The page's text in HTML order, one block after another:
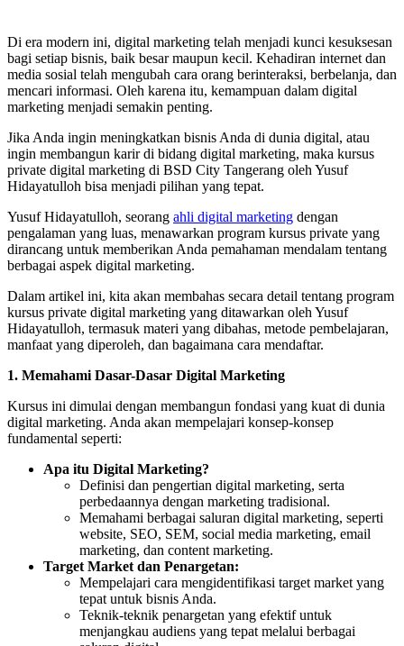
Di era modern ini, digital marketing telah menjadi kunci kesuksesan
bagi setiap bisnis, baik besar maupun kecil. Kehadiran internet dan
media sosial telah mengubah cara orang berinteraksi, berbelanja, dan
mencari informasi. Oleh karena itu, kemampuan dalam digital
marketing menjadi semakin penting.
Jika Anda ingin meningkatkan bisnis Anda di dunia digital, atau
ingin membangun karir di bidang digital marketing, maka kursus
private digital marketing di BSD City Tangerang oleh Yusuf
Hidayatulloh bisa menjadi pilihan yang tepat.
Yusuf Hidayatulloh, seorang ahli digital marketing dengan
pengalaman yang luas, menawarkan program kursus private yang
dirancang untuk memberikan Anda pemahaman mendalam tentang
berbagai aspek digital marketing.
Dalam artikel ini, kita akan membahas secara detail tentang program
kursus private digital marketing yang ditawarkan oleh Yusuf
Hidayatulloh, termasuk materi yang dibahas, metode pembelajaran,
manfaat yang diperoleh, dan bagaimana cara mendaftar.
1. Memahami Dasar-Dasar Digital Marketing
Kursus ini dimulai dengan membangun fondasi yang kuat di dunia
digital marketing. Anda akan mempelajari konsep-konsep
fundamental seperti:
Apa itu Digital Marketing?
Definisi dan pengertian digital marketing, serta
perbedaannya dengan marketing tradisional.
Memahami berbagai saluran digital marketing, seperti
website, SEO, SEM, social media marketing, email
marketing, dan content marketing.
Target Market dan Penargetan:
Mempelajari cara mengidentifikasi target market yang
tepat untuk bisnis Anda.
Teknik-teknik penargetan yang efektif untuk
menjangkau audiens yang tepat melalui berbagai